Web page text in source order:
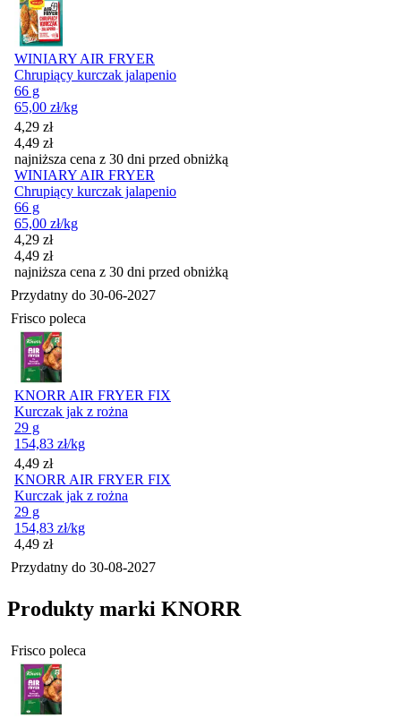
WINIARY AIR FRYER
Chrupiący kurczak jalapenio
66 g
65,00 zł/kg
Cena promocyjna
4,29 zł
4,49 zł
najniższa cena z 30 dni przed obniżką
WINIARY AIR FRYER
Chrupiący kurczak jalapenio
66 g
65,00 zł/kg
Cena promocyjna
4,29 zł
4,49 zł
najniższa cena z 30 dni przed obniżką
Przydatny do 30-06-2027
Frisco poleca
KNORR AIR FRYER FIX
Kurczak jak z rożna
29 g
154,83 zł/kg
Cena
4,49 zł
KNORR AIR FRYER FIX
Kurczak jak z rożna
29 g
154,83 zł/kg
Cena
4,49 zł
Przydatny do 30-08-2027
Produkty marki KNORR
Frisco poleca